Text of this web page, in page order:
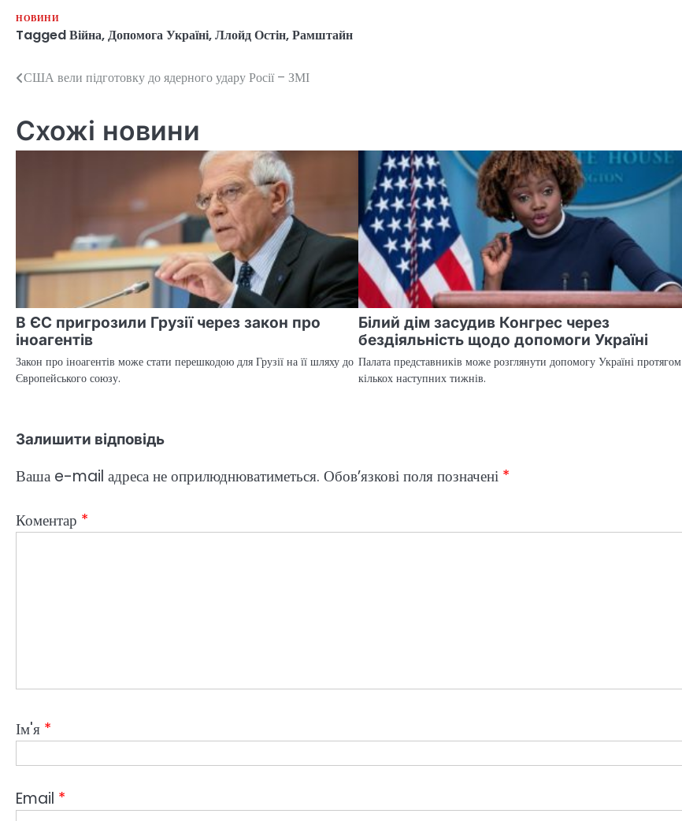
НОВИНИ
TaggedВійна,Допомога Україні,Ллойд Остін,Рамштайн
Навігація
США вели підготовку до ядерного удару Росії – ЗМІ
Схожі новини
В ЄС пригрозили Грузії через закон про
іноагентів
Закон про іноагентів може стати перешкодою для Грузії на її шляху до
Європейського союзу.
Білий дім засудив Конгрес через
бездіяльність щодо допомоги Україні
Палата представників може розглянути допомогу Україні протягом
кількох наступних тижнів.
Залишити відповідь
Ваша e-mail адреса не оприлюднюватиметься. Обов’язкові поля позначені *
Коментар *
Ім'я *
Email *